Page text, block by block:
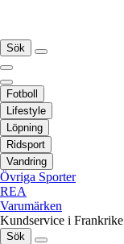
Sök
Fotboll
Lifestyle
Löpning
Ridsport
Vandring
Övriga Sporter
REA
Varumärken
Kundservice i Frankrike
Sök